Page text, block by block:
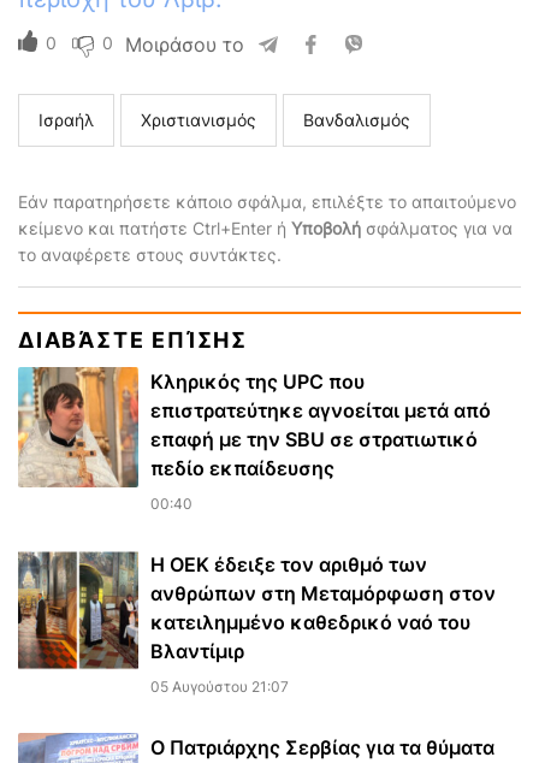
0 0 Μοιράσου το
Ισραήλ Χριστιανισμός Βανδαλισμός
Εάν παρατηρήσετε κάποιο σφάλμα, επιλέξτε το απαιτούμενο
κείμενο και πατήστε Ctrl+Enter ή Υποβολή σφάλματος για να
το αναφέρετε στους συντάκτες.
ΔΙΑΒΆΣΤΕ ΕΠΊΣΗΣ
Κληρικός της UPC που
επιστρατεύτηκε αγνοείται μετά από
επαφή με την SBU σε στρατιωτικό
πεδίο εκπαίδευσης
00:40
Η ΟΕΚ έδειξε τον αριθμό των
ανθρώπων στη Μεταμόρφωση στον
κατειλημμένο καθεδρικό ναό του
Βλαντίμιρ
05 Αυγούστου 21:07
Ο Πατριάρχης Σερβίας για τα θύματα